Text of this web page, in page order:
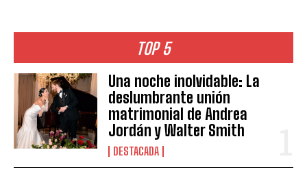
TOP 5
Una noche inolvidable: La
deslumbrante unión
matrimonial de Andrea
Jordán y Walter Smith
DESTACADA